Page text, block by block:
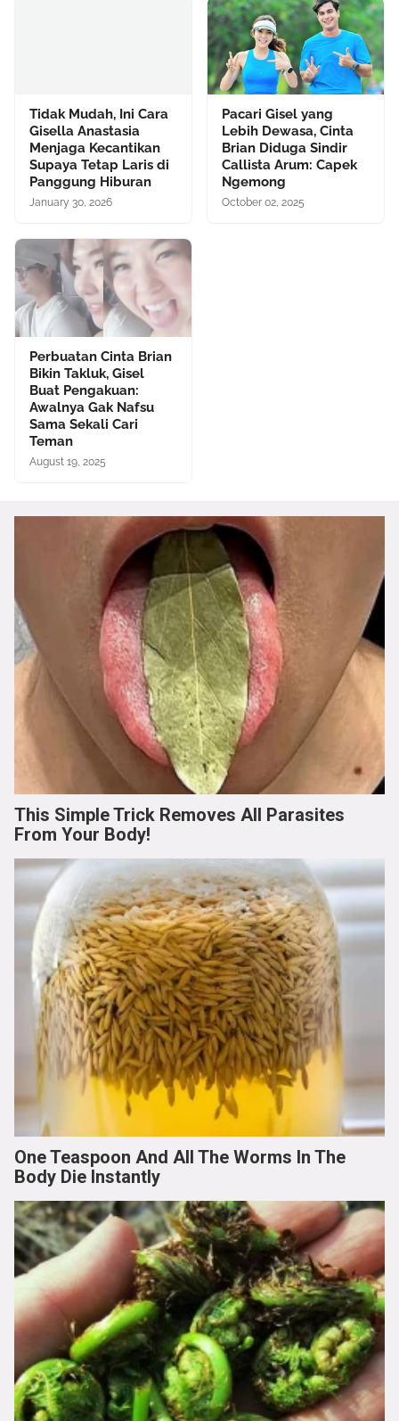
Tidak Mudah, Ini Cara
Gisella Anastasia
Menjaga Kecantikan
Supaya Tetap Laris di
Panggung Hiburan
January 30, 2026
Pacari Gisel yang
Lebih Dewasa, Cinta
Brian Diduga Sindir
Callista Arum: Capek
Ngemong
October 02, 2025
Perbuatan Cinta Brian
Bikin Takluk, Gisel
Buat Pengakuan:
Awalnya Gak Nafsu
Sama Sekali Cari
Teman
August 19, 2025
This Simple Trick Removes All Parasites
From Your Body!
One Teaspoon And All The Worms In The
Body Die Instantly